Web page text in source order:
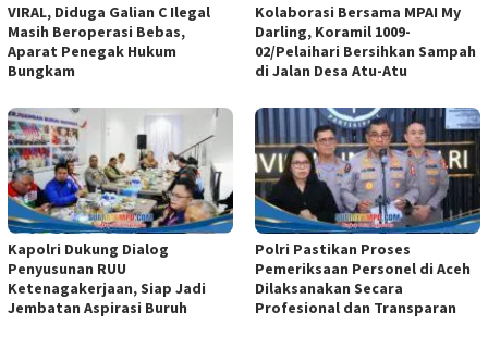
VIRAL, Diduga Galian C Ilegal
Masih Beroperasi Bebas,
Aparat Penegak Hukum
Bungkam
Kolaborasi Bersama MPAI My
Darling, Koramil 1009-
02/Pelaihari Bersihkan Sampah
di Jalan Desa Atu-Atu
Kapolri Dukung Dialog
Penyusunan RUU
Ketenagakerjaan, Siap Jadi
Jembatan Aspirasi Buruh
Polri Pastikan Proses
Pemeriksaan Personel di Aceh
Dilaksanakan Secara
Profesional dan Transparan